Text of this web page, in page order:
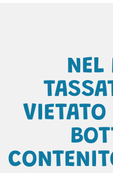
NEL
VIETATO